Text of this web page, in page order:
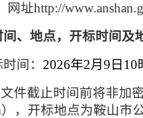
网址http://
、地点，开标时间及
间： 2026年2月 9 日 10
件截止时间前将非加
），开标地点为鞍山市